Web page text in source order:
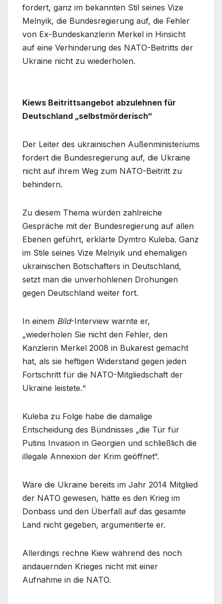
fordert, ganz im bekannten Stil seines Vize
Melnyik, die Bundesregierung auf, die Fehler
von Ex-Bundeskanzlerin Merkel in Hinsicht
auf eine Verhinderung des NATO-Beitritts der
Ukraine nicht zu wiederholen.
Kiews Beitrittsangebot abzulehnen für
Deutschland „selbstmörderisch“
Der Leiter des ukrainischen Außenministeriums
fordert die Bundesregierung auf, die Ukraine
nicht auf ihrem Weg zum NATO-Beitritt zu
behindern.
Zu diesem Thema würden zahlreiche
Gespräche mit der Bundesregierung auf allen
Ebenen geführt, erklärte Dymtro Kuleba. Ganz
im Stile seines Vize Melnyik und ehemaligen
ukrainischen Botschafters in Deutschland,
setzt man die unverhohlenen Drohungen
gegen Deutschland weiter fort.
In einem Bild-Interview warnte er,
„wiederholen Sie nicht den Fehler, den
Kanzlerin Merkel 2008 in Bukarest gemacht
hat, als sie heftigen Widerstand gegen jeden
Fortschritt für die NATO-Mitgliedschaft der
Ukraine leistete.“
Kuleba zu Folge habe die damalige
Entscheidung des Bündnisses „die Tür für
Putins Invasion in Georgien und schließlich die
illegale Annexion der Krim geöffnet“.
Wäre die Ukraine bereits im Jahr 2014 Mitglied
der NATO gewesen, hätte es den Krieg im
Donbass und den Überfall auf das gesamte
Land nicht gegeben, argumentierte er.
Allerdings rechne Kiew während des noch
andauernden Krieges nicht mit einer
Aufnahme in die NATO.